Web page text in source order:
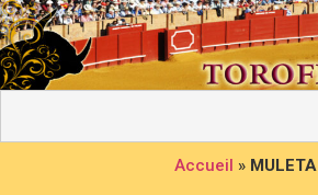
Accueil » MULETA